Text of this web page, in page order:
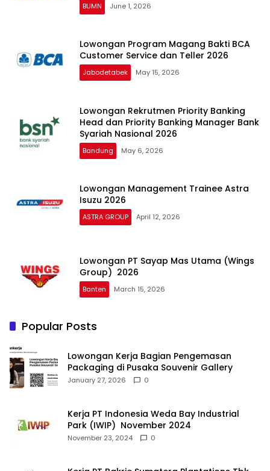
BUMN June 1, 2026
Lowongan Program Magang Bakti BCA
Customer Service dan Teller 2026
Jabodetabek May 15, 2026
Lowongan Rekrutmen Priority Banking
Head dan Priority Banking Manager Bank
Syariah Nasional 2026
Bandung May 6, 2026
Lowongan Management Trainee Astra
Isuzu 2026
ASTRA GROUP April 12, 2026
Lowongan PT Sayap Mas Utama (Wings
Group) 2026
Banten March 15, 2026
Popular Posts
Lowongan Kerja Bagian Pengemasan
Packaging di Pusaka Souvenir Gallery
January 27, 2026 0
Kerja PT Indonesia Weda Bay Industrial
Park (IWIP) November 2024
November 23, 2024 0